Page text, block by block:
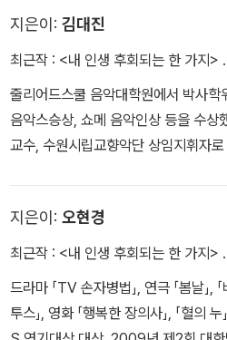
지은이: 김대진
최근작 : <내 인생 후회되는 한 가지>
줄리어드스쿨 음악대학원에서 박사
음악스승상, 쇼메 음악인상 등을 수상
교수, 수원시립교향악단 상임지휘자
지은이: 오현경
최근작 : <내 인생 후회되는 한 가지>
드라마 「TV 손자병법」, 연극 「봄날」,
투스」, 영화 「행복한 장의사」, 「혈의